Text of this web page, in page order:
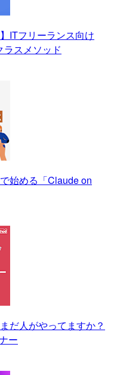
ITフリーランス向け
ラスメソッド
始める「Claude on
だ人がやってますか？
ー